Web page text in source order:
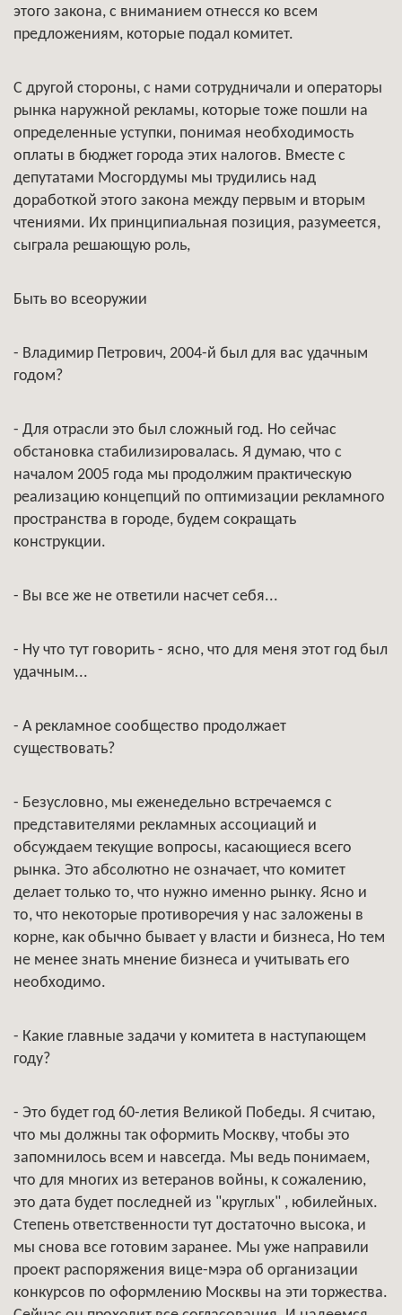
этого закона, с вниманием отнесся ко всем
предложениям, которые подал комитет.
С другой стороны, с нами сотрудничали и операторы
рынка наружной рекламы, которые тоже пошли на
определенные уступки, понимая необходимость
оплаты в бюджет города этих налогов. Вместе с
депутатами Мосгордумы мы трудились над
доработкой этого закона между первым и вторым
чтениями. Их принципиальная позиция, разумеется,
сыграла решающую роль,
Быть во всеоружии
- Владимир Петрович, 2004-й был для вас удачным
годом?
- Для отрасли это был сложный год. Но сейчас
обстановка стабилизировалась. Я думаю, что с
началом 2005 года мы продолжим практическую
реализацию концепций по оптимизации рекламного
пространства в городе, будем сокращать
конструкции.
- Вы все же не ответили насчет себя...
- Ну что тут говорить - ясно, что для меня этот год был
удачным...
- А рекламное сообщество продолжает
существовать?
- Безусловно, мы еженедельно встречаемся с
представителями рекламных ассоциаций и
обсуждаем текущие вопросы, касающиеся всего
рынка. Это абсолютно не означает, что комитет
делает только то, что нужно именно рынку. Ясно и
то, что некоторые противоречия у нас заложены в
корне, как обычно бывает у власти и бизнеса, Но тем
не менее знать мнение бизнеса и учитывать его
необходимо.
- Какие главные задачи у комитета в наступающем
году?
- Это будет год 60-летия Великой Победы. Я считаю,
что мы должны так оформить Москву, чтобы это
запомнилось всем и навсегда. Мы ведь понимаем,
что для многих из ветеранов войны, к сожалению,
это дата будет последней из "круглых" , юбилейных.
Степень ответственности тут достаточно высока, и
мы снова все готовим заранее. Мы уже направили
проект распоряжения вице-мэра об организации
конкурсов по оформлению Москвы на эти торжества.